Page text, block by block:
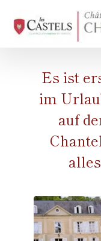
Es ist
im
auf